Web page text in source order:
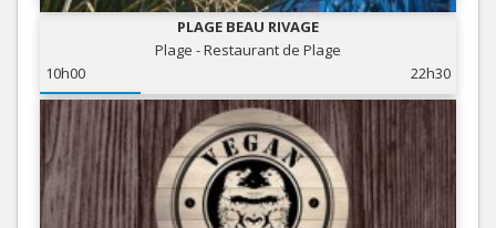
PLAGE BEAU RIVAGE
Plage - Restaurant de Plage
10h00
22h30